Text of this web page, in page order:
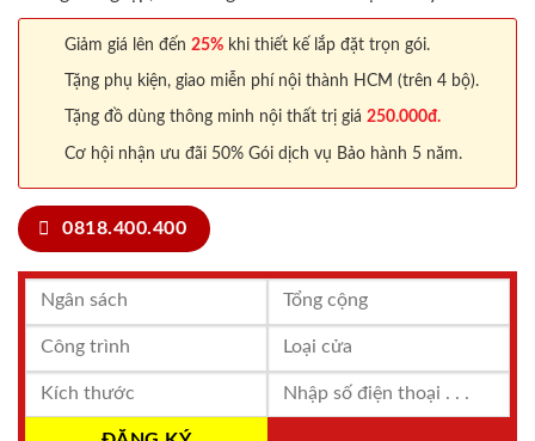
Giảm giá lên đến 25% khi thiết kế lắp đặt trọn gói.
Tặng phụ kiện, giao miễn phí nội thành HCM (trên 4 bộ).
Tặng đồ dùng thông minh nội thất trị giá 250.000đ.
Cơ hội nhận ưu đãi 50% Gói dịch vụ Bảo hành 5 năm.
0818.400.400